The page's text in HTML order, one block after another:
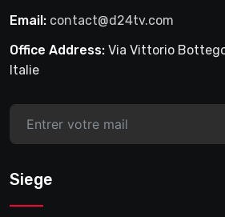
Email: contact@d24tv.com
Office Address: Via Vittorio
Italie
Siege